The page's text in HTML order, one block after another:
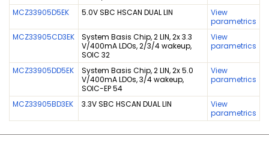
MCZ33905D5EK 5.0V SBC HSCAN DUAL LIN
View
parametrics
MCZ33905CD3EK
System Basis Chip, 2 LIN, 2x 3.3
V/400mA LDOs, 2/3/4 wakeup,
SOIC 32
View
parametrics
MCZ33905DD5EK
System Basis Chip, 2 LIN, 2x 5.0
V/400mA LDOs, 3/4 wakeup,
SOIC-EP 54
View
parametrics
MCZ33905BD3EK 3.3V SBC HSCAN DUAL LIN
View
parametrics